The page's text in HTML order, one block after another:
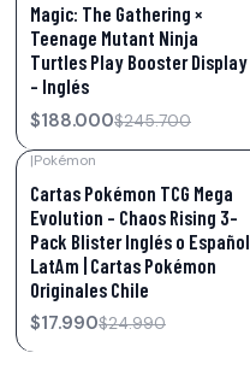
Magic: The Gathering ×
Teenage Mutant Ninja
Turtles Play Booster Display
– Inglés
$188.000$245.700
|Pokémon
Cartas Pokémon TCG Mega
Evolution – Chaos Rising 3-
Pack Blister Inglés o Español
LatAm | Cartas Pokémon
Originales Chile
$17.990$24.990